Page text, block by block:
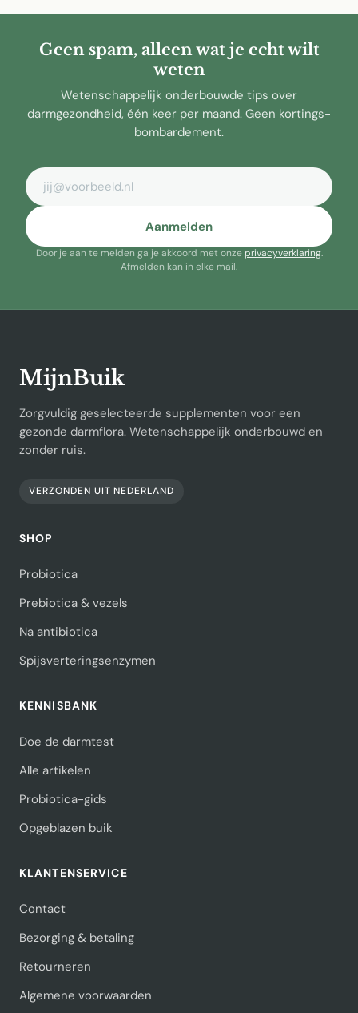
Geen spam, alleen wat je echt wilt
weten
Wetenschappelijk onderbouwde tips over
darmgezondheid, één keer per maand. Geen kortings-
bombardement.
E-mailadres
Aanmelden
Door je aan te melden ga je akkoord met onzeprivacyverklaring.
Afmelden kan in elke mail.
MijnBuik
Zorgvuldig geselecteerde supplementen voor een
gezonde darmflora. Wetenschappelijk onderbouwd en
zonder ruis.
VERZONDEN UIT NEDERLAND
SHOP
Probiotica
Prebiotica & vezels
Na antibiotica
Spijsverteringsenzymen
KENNISBANK
Doe de darmtest
Alle artikelen
Probiotica-gids
Opgeblazen buik
KLANTENSERVICE
Contact
Bezorging & betaling
Retourneren
Algemene voorwaarden